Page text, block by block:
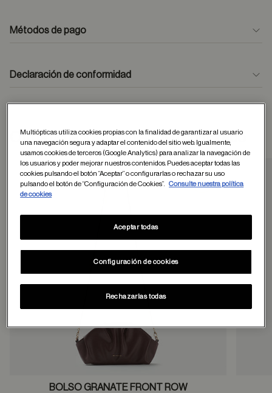
Métodos de pago
Declaración de conformidad
Otros usuarios tambien han comprado
Guardar en
BOLSO GRANATE FRONT ROW
Multiópticas utiliza cookies propias con la finalidad de garantizar al usuario
una navegación segura y adaptar el contenido del sitio web. Igualmente,
usamos cookies de terceros (Google Analytics) para analizar la navegación de
los usuarios y poder mejorar nuestros contenidos. Puedes aceptar todas las
cookies pulsando el botón “Aceptar” o configurarlas o rechazar su uso
pulsando el botón de “Configuración de Cookies”.
Consulte nuestra política
de cookies
Configuración de cookies
Rechazarlas todas
Aceptar todas